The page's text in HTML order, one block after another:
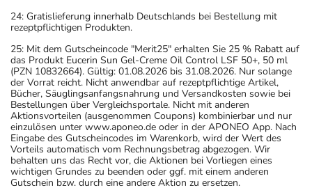
24: Gratislieferung innerhalb Deutschlands bei Bestellung mit
rezeptpflichtigen Produkten.
25: Mit dem Gutscheincode "Merit25" erhalten Sie 25 % Rabatt auf
das Produkt Eucerin Sun Gel-Creme Oil Control LSF 50+, 50 ml
(PZN 10832664). Gültig: 01.08.2026 bis 31.08.2026. Nur solange
der Vorrat reicht. Nicht anwendbar auf rezeptpflichtige Artikel,
Bücher, Säuglingsanfangsnahrung und Versandkosten sowie bei
Bestellungen über Vergleichsportale. Nicht mit anderen
Aktionsvorteilen (ausgenommen Coupons) kombinierbar und nur
einzulösen unter www.aponeo.de oder in der APONEO App. Nach
Eingabe des Gutscheincodes im Warenkorb, wird der Wert des
Vorteils automatisch vom Rechnungsbetrag abgezogen. Wir
behalten uns das Recht vor, die Aktionen bei Vorliegen eines
wichtigen Grundes zu beenden oder ggf. mit einem anderen
Gutschein bzw. durch eine andere Aktion zu ersetzen.